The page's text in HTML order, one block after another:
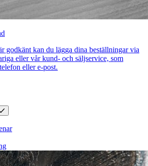
godkänt kan du lägga dina beställningar via
eller vår kund- och säljservice, som
eller e-post.